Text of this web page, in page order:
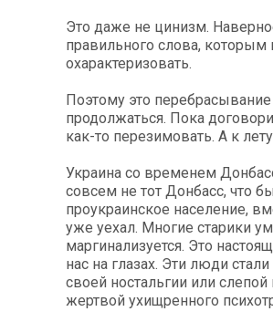
Это даже не цинизм.
правильного слова,
охарактеризовать.
Поэтому это
продолжаться. Пока
как-то перезимовать. А к
Украина со временем
совсем не тот Донбасс, что
проукраинское население,
уже уехал. Многие старики
маргинализуется. Это
нас на глазах. Эти люди
своей ностальгии или
жертвой ухищренного